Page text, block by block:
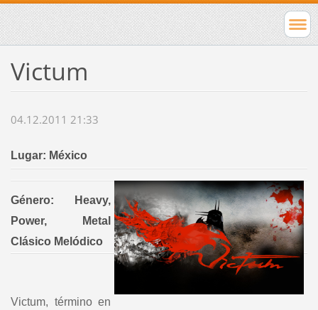
Victum
04.12.2011 21:33
Lugar: México
Género: Heavy,
Power, Metal
Clásico Melódico
Victum, término en